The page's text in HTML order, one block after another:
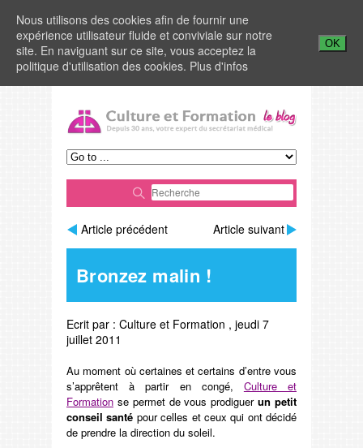
Article précédent Article suivant
Bronzez malin !
Ecrit par : Culture et Formation , jeudi 7
juillet 2011
Au moment où certaines et certains d’entre vous
s’apprêtent à partir en congé, Culture et
Formation se permet de vous prodiguerun petit
conseil santé pour celles et ceux qui ont décidé
de prendre la direction du soleil.
Nous utilisons des cookies afin de fournir une
expérience utilisateur fluide et conviviale sur notre
site. En naviguant sur ce site, vous acceptez la
politique d'utilisation des cookies. Plus d'infos
OK